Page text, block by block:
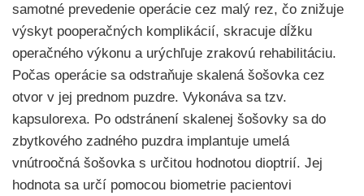
samotné prevedenie operácie cez malý rez, čo znižuje
výskyt pooperačných komplikácií, skracuje dĺžku
operačného výkonu a urýchľuje zrakovú rehabilitáciu.
Počas operácie sa odstraňuje skalená šošovka cez
otvor v jej prednom puzdre. Vykonáva sa tzv.
kapsulorexa. Po odstránení skalenej šošovky sa do
zbytkového zadného puzdra implantuje umelá
vnútroočná šošovka s určitou hodnotou dioptrií. Jej
hodnota sa určí pomocou biometrie pacientovi